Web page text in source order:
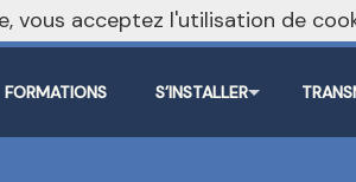
FORMATIONS S’INSTALLER
vous acceptez l'utilisation de